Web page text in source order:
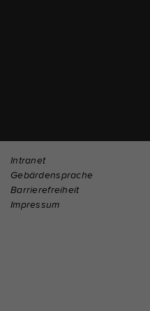
Intranet
Gebärdensprache
Barrierefreiheit
Impressum